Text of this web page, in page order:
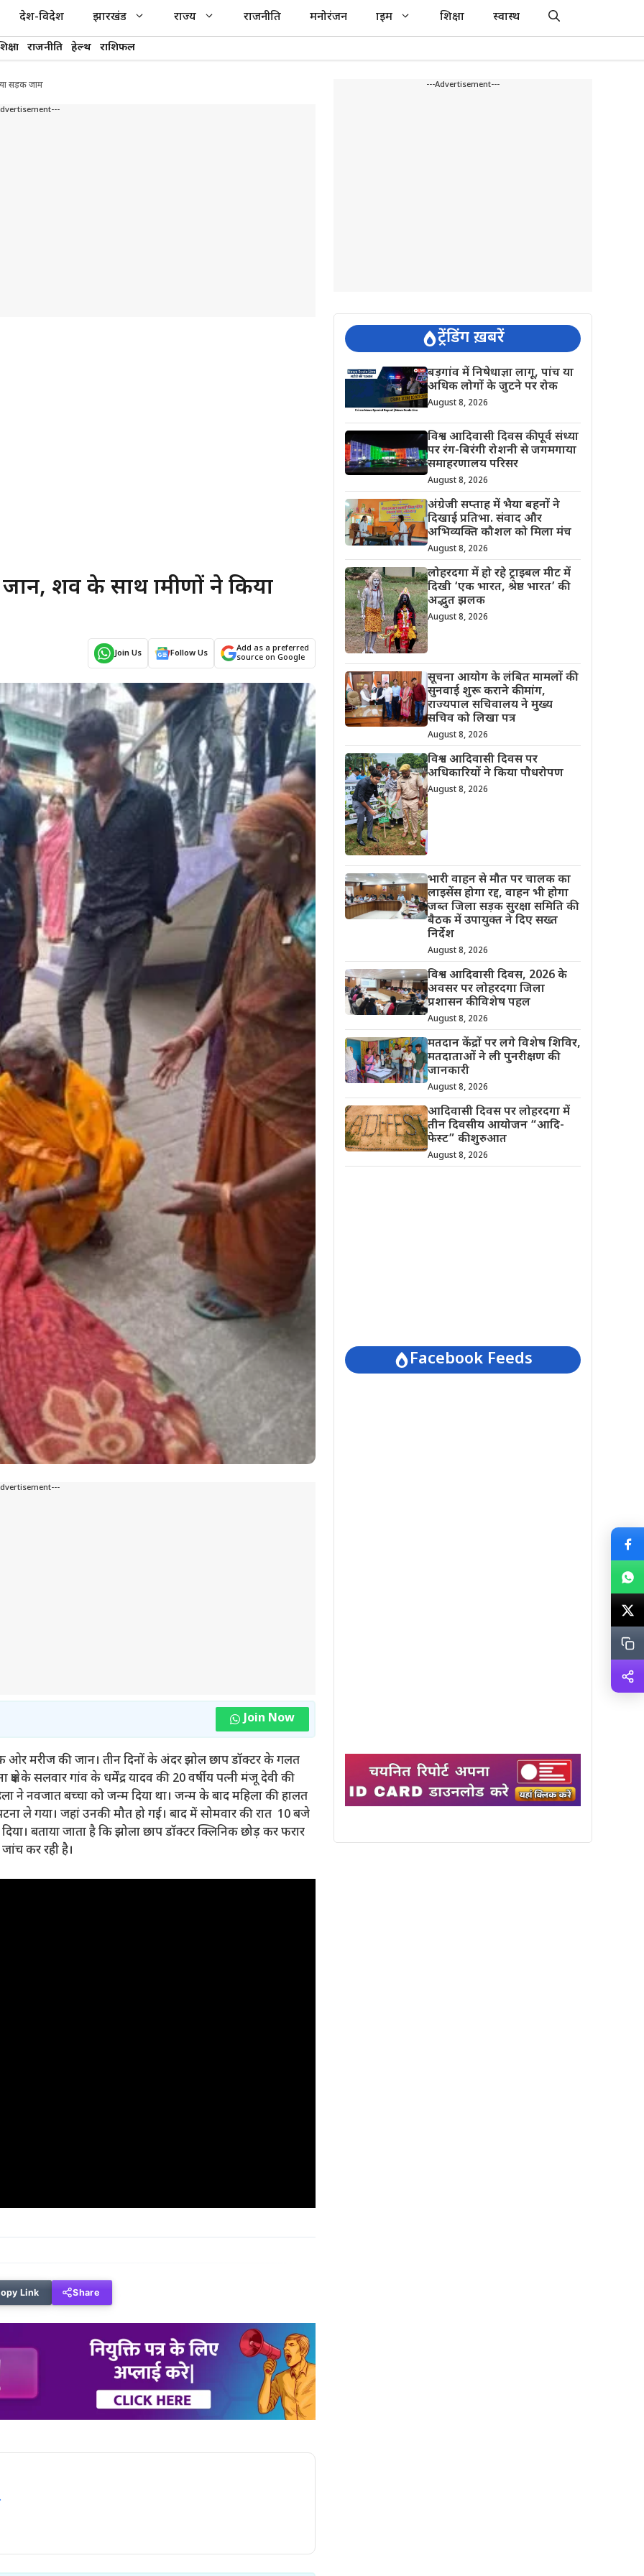
देश-विदेश झारखंड राज्य राजनीति मनोरंजन क्राइम शिक्षा स्वास्थ
राजनीति हेल्थ राशिफल
सड़क जाम
शव के साथ ग्रामीणों ने किया
Join Us Follow Us
Add as a preferred
source on Google
Join Now
ओर मरीज की जान। तीन दिनों के अंदर झोल छाप डॉक्टर के गलत
के सलवार गांव के धर्मेंद्र यादव की 20 वर्षीय पत्नी मंजू देवी की
ने नवजात बच्चा को जन्म दिया था। जन्म के बाद महिला की हालत
ले गया। जहां उनकी मौत हो गई। बाद में सोमवार की रात 10 बजे
बताया जाता है कि झोला छाप डॉक्टर क्लिनिक छोड़ कर फरार
कर रही है।
Link Share
---Advertisement---
ट्रेंडिंग ख़बरें
बड़गांव में निषेधाज्ञा लागू, पांच या
अधिक लोगों के जुटने पर रोक
August 8, 2026
विश्व आदिवासी दिवस की पूर्व संध्या
पर रंग-बिरंगी रोशनी से जगमगाया
समाहरणालय परिसर
August 8, 2026
अंग्रेजी सप्ताह में भैया बहनों ने
दिखाई प्रतिभा. संवाद और
अभिव्यक्ति कौशल को मिला मंच
August 8, 2026
लोहरदगा में हो रहे ट्राइबल मीट में
दिखी ‘एक भारत, श्रेष्ठ भारत’ की
अद्भुत झलक
August 8, 2026
सूचना आयोग के लंबित मामलों की
सुनवाई शुरू कराने की मांग,
राज्यपाल सचिवालय ने मुख्य
सचिव को लिखा पत्र
August 8, 2026
विश्व आदिवासी दिवस पर
अधिकारियों ने किया पौधरोपण
August 8, 2026
भारी वाहन से मौत पर चालक का
लाइसेंस होगा रद्द, वाहन भी होगा
जब्त जिला सड़क सुरक्षा समिति की
बैठक में उपायुक्त ने दिए सख्त
निर्देश
August 8, 2026
विश्व आदिवासी दिवस, 2026 के
अवसर पर लोहरदगा जिला
प्रशासन की विशेष पहल
August 8, 2026
मतदान केंद्रों पर लगे विशेष शिविर,
मतदाताओं ने ली पुनरीक्षण की
जानकारी
August 8, 2026
आदिवासी दिवस पर लोहरदगा में
तीन दिवसीय आयोजन “आदि-
फेस्ट” की शुरुआत
August 8, 2026
Facebook Feeds